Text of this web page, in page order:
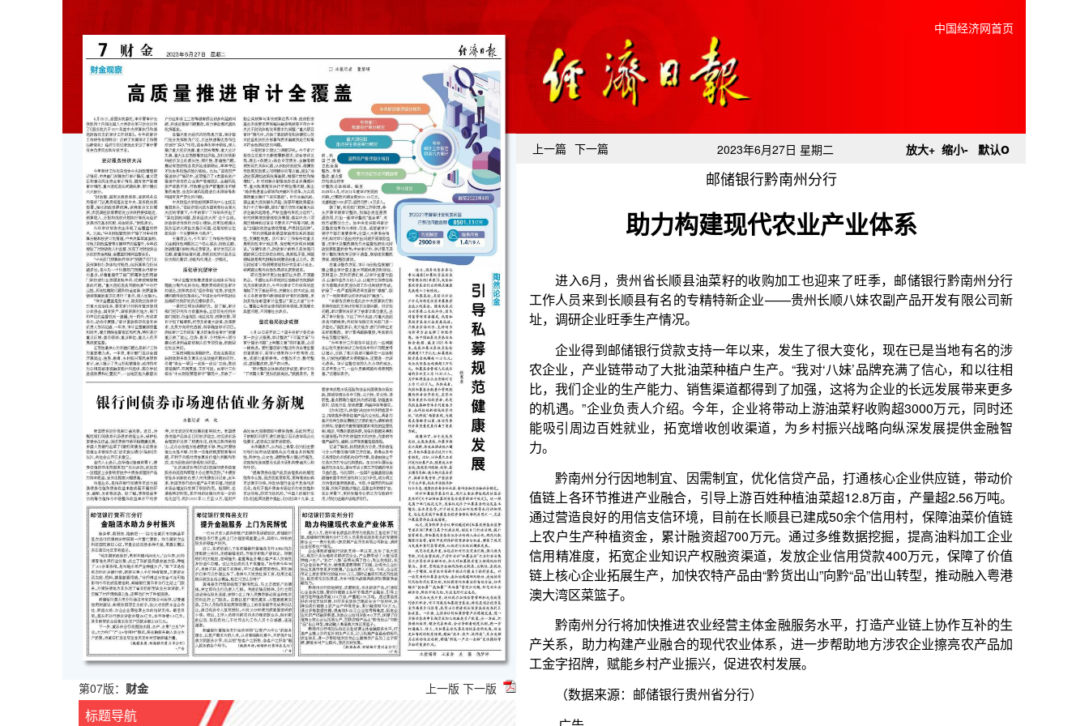
第07版： 财金 上一版 下一版
标题导航
中国经济网首页
上一篇 下一篇 2023年6月27日 星期二 放大+ 缩小- 默认o
邮储银行黔南州分行
助力构建现代农业产业体系
进入6月，贵州省长顺县油菜籽的收购加工也迎来了旺季，邮储银行黔南州分行
工作人员来到长顺县有名的专精特新企业——贵州长顺八妹农副产品开发有限公司新
址，调研企业旺季生产情况。
企业得到邮储银行贷款支持一年以来，发生了很大变化，现在已是当地有名的涉
农企业，产业链带动了大批油菜种植户生产。“我对‘八妹’品牌充满了信心，和以往相
比，我们企业的生产能力、销售渠道都得到了加强，这将为企业的长远发展带来更多
的机遇。”企业负责人介绍。今年，企业将带动上游油菜籽收购超3000万元，同时还
能吸引周边百姓就业，拓宽增收创收渠道，为乡村振兴战略向纵深发展提供金融智
力。
黔南州分行因地制宜、因需制宜，优化信贷产品，打通核心企业供应链，带动价
值链上各环节推进产业融合，引导上游百姓种植油菜超12.8万亩，产量超2.56万吨。
通过营造良好的用信支信环境，目前在长顺县已建成50余个信用村，保障油菜价值链
上农户生产种植资金，累计融资超700万元。通过多维数据挖掘，提高油料加工企业
信用精准度，拓宽企业知识产权融资渠道，发放企业信用贷款400万元，保障了价值
链上核心企业拓展生产，加快农特产品由“黔货出山”向黔“品”出山转型，推动融入粤港
澳大湾区菜篮子。
黔南州分行将加快推进农业经营主体金融服务水平，打造产业链上协作互补的生
产关系，助力构建产业融合的现代农业体系，进一步帮助地方涉农企业擦亮农产品加
工金字招牌，赋能乡村产业振兴，促进农村发展。
（数据来源：邮储银行贵州省分行）
·广告